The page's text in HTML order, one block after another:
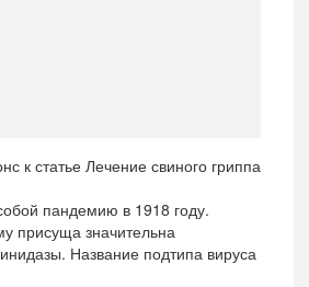
пандемию в 1918 году.
присуща значительна
Название подтипа вируса